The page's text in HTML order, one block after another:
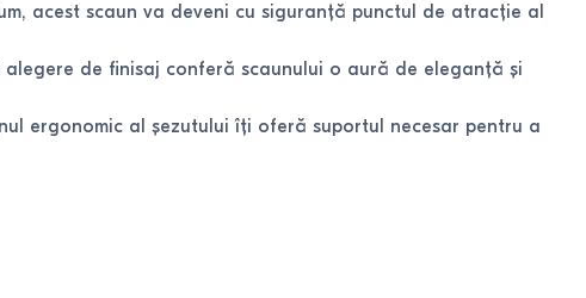
acest scaun va deveni cu siguranță punctul de atracție al
de finisaj conferă scaunului o aură de eleganță și
ergonomic al șezutului îți oferă suportul necesar pentru a